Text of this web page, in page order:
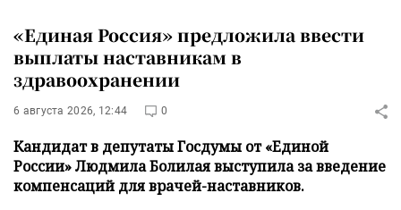
«Единая Россия» предложила ввести
выплаты наставникам в
здравоохранении
6 августа 2026, 12:44 0
Кандидат в депутаты Госдумы от «Единой
России» Людмила Болилая выступила за введение
компенсаций для врачей-наставников.